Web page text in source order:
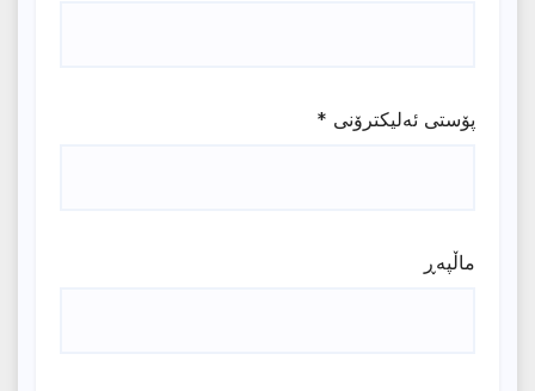
پۆستی ئەلیکترۆنی *
ماڵپه‌ڕ